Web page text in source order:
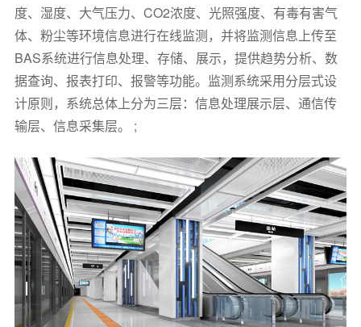
度、湿度、大气压力、CO2浓度、光照强度、有毒有害气
体、粉尘等环境信息进行在线监测，并将监测信息上传至
BAS系统进行信息处理、存储、展示，提供趋势分析、数
据查询、报表打印、报警等功能。监测系统采用分层式设
计原则，系统总体上分为三层：信息处理展示层、通信传
输层、信息采集层。 ;